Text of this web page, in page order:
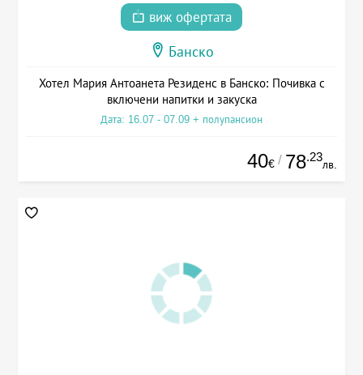
виж офертата
Банско
Хотел Мария Антоанета Резиденс в Банско: Почивка с
включени напитки и закуска
Дата: 16.07 - 07.09 + полупансион
40€ / 78.23
лв.